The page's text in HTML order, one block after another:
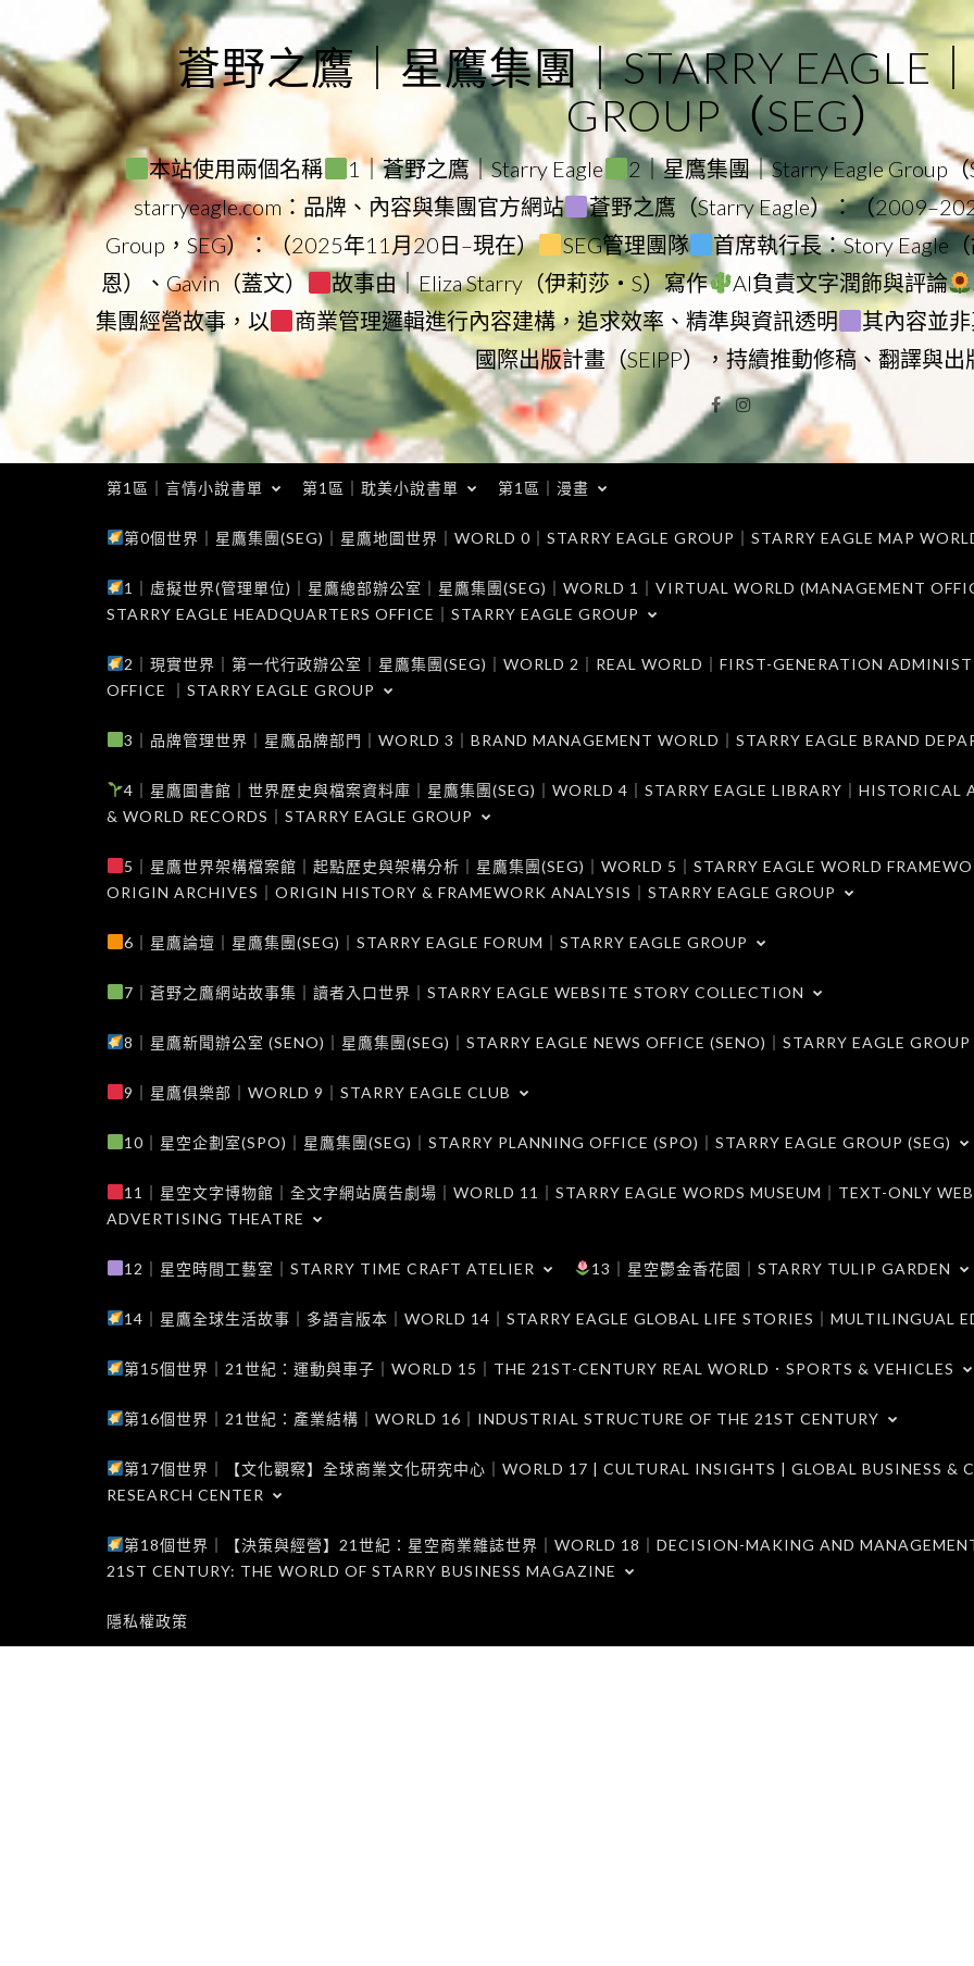
to
content
蒼野之鷹｜星鷹集團｜STARRY EAGLE
GROUP（SEG）
本站使用兩個名稱 1｜蒼野之鷹｜Starry Eagle 2｜星鷹集團｜Starry Eagle Group（
starryeagle.com：品牌、內容與集團官方網站
蒼野之鷹（Starry Eagle）：（
Group，SEG）：（2025年11月20日–現在）
SEG管理團隊 首席執行長：Story Eagle（
恩）、Gavin（蓋文）
故事由｜Eliza Starry（伊莉莎・S）寫作 AI負責文字潤飾與評論
集團經營故事，以
商業管理邏輯進行內容建構，追求效率、精準與資訊透明 其內容並
國際出版計畫（SEIPP），持續推動修稿、翻譯與出
Facebook
Instagram
第1區｜言情小說書單 第1區｜耽美小說書單 第1區｜漫畫
第0個世界｜星鷹集團(SEG)｜星鷹地圖世界｜WORLD 0｜STARRY EAGLE GROUP｜STARRY EAGLE MAP
1｜虛擬世界(管理單位)｜星鷹總部辦公室｜星鷹集團(SEG)｜WORLD 1｜VIRTUAL WORLD (MANAGEMENT
STARRY EAGLE HEADQUARTERS OFFICE｜STARRY EAGLE GROUP
2｜現實世界｜第一代行政辦公室｜星鷹集團(SEG)｜WORLD 2｜REAL WORLD｜FIRST-GENERATION
OFFICE ｜STARRY EAGLE GROUP
3｜品牌管理世界｜星鷹品牌部門｜WORLD 3｜BRAND MANAGEMENT WORLD｜STARRY EAGLE BRAND
4｜星鷹圖書館｜世界歷史與檔案資料庫｜星鷹集團(SEG)｜WORLD 4｜STARRY EAGLE LIBRARY｜HISTORICAL
& WORLD RECORDS｜STARRY EAGLE GROUP
5｜星鷹世界架構檔案館｜起點歷史與架構分析｜星鷹集團(SEG)｜WORLD 5｜STARRY EAGLE WORLD
ORIGIN ARCHIVES｜ORIGIN HISTORY & FRAMEWORK ANALYSIS｜STARRY EAGLE GROUP
6｜星鷹論壇｜星鷹集團(SEG)｜STARRY EAGLE FORUM｜STARRY EAGLE GROUP
7｜蒼野之鷹網站故事集｜讀者入口世界｜STARRY EAGLE WEBSITE STORY COLLECTION
8｜星鷹新聞辦公室 (SENO)｜星鷹集團(SEG)｜STARRY EAGLE NEWS OFFICE (SENO)｜STARRY EAGLE GROUP
9｜星鷹俱樂部｜WORLD 9｜STARRY EAGLE CLUB
10｜星空企劃室(SPO)｜星鷹集團(SEG)｜STARRY PLANNING OFFICE (SPO)｜STARRY EAGLE GROUP (SEG)
11｜星空文字博物館｜全文字網站廣告劇場｜WORLD 11｜STARRY EAGLE WORDS MUSEUM｜TEXT-ONLY
ADVERTISING THEATRE
12｜星空時間工藝室｜STARRY TIME CRAFT ATELIER 13｜星空鬱金香花園｜STARRY TULIP GARDEN
14｜星鷹全球生活故事｜多語言版本｜WORLD 14｜STARRY EAGLE GLOBAL LIFE STORIES｜MULTILINGUAL
第15個世界｜21世紀：運動與車子｜WORLD 15｜THE 21ST-CENTURY REAL WORLD．SPORTS & VEHICLES
第16個世界｜21世紀：產業結構｜WORLD 16｜INDUSTRIAL STRUCTURE OF THE 21ST CENTURY
第17個世界｜【文化觀察】全球商業文化研究中心｜WORLD 17 | CULTURAL INSIGHTS | GLOBAL BUSINESS &
RESEARCH CENTER
第18個世界｜【決策與經營】21世紀：星空商業雜誌世界｜WORLD 18｜DECISION-MAKING AND
21ST CENTURY: THE WORLD OF STARRY BUSINESS MAGAZINE
隱私權政策